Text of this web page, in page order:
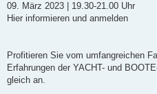
09. März 2023 | 19.30-21.00 Uhr
Hier informieren und anmelden
Profitieren Sie vom umfangreichen
Erfahrungen der YACHT- und
gleich an.